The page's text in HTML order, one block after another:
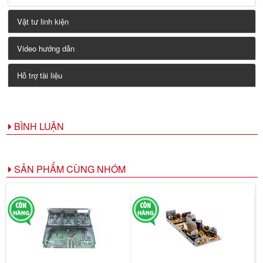
Vật tư linh kiện
Video hướng dẫn
Hỗ trợ tài liệu
BÌNH LUẬN
SẢN PHẨM CÙNG NHÓM